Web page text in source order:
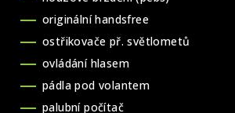
originální handsfree
ostřikovače př. světlometů
ovládání hlasem
pádla pod volantem
palubní počítač